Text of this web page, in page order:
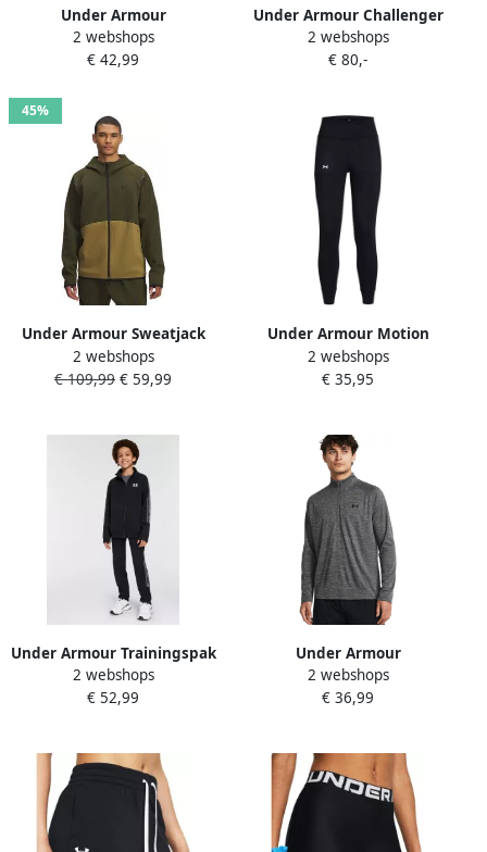
Under Armour
Trainingsbroek Challenger
Training Getailleerde
2 webshops
€ 42,99
Under Armour Challenger
2.0 Tracksuit Grijs- Heren
Grijs
2 webshops
€ 80,-
45%
Under Armour Sweatjack
met tweewegsritssluiting
model 'Unstoppable'
2 webshops
€ 109,99 € 59,99
Under Armour Motion
Joggingbroek Dames
2 webshops
€ 35,95
Under Armour Trainingspak
Survêtement Ua Icon Knit
Pour Garçon
2 webshops
€ 52,99
Under Armour
Trainingsshirt UA TECH
TEXTURED 1 2 ZIP (1-delig)
2 webshops
€ 36,99